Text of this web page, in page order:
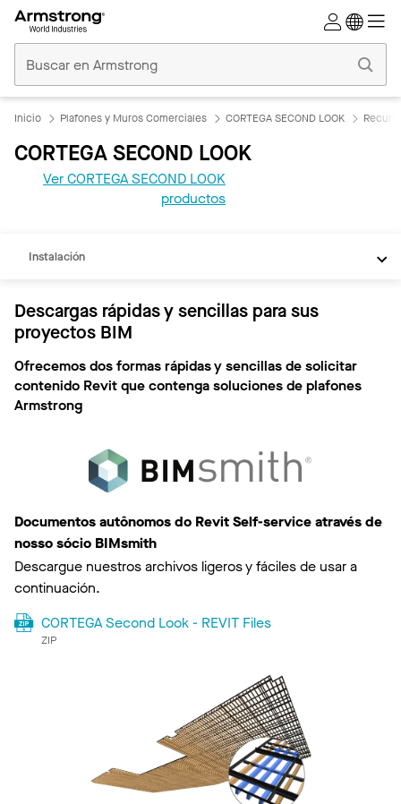
Comerciales
Inicio
Inicio Plafones y Muros Comerciales CORTEGA SECOND LOOK
CORTEGA SECOND LOOK
Ver CORTEGA SECOND LOOK
productos
Instalación
Descargas rápidas y sencillas para sus
proyectos BIM
Ofrecemos dos formas rápidas y sencillas de solicitar
contenido Revit que contenga soluciones de plafones
Armstrong
Documentos autônomos do Revit Self-service através de
nosso sócio BIMsmith
Descargue nuestros archivos ligeros y fáciles de usar a
continuación.
CORTEGA Second Look - REVIT Files
ZIP